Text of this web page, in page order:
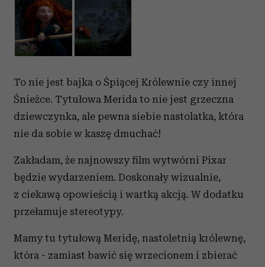
To nie jest bajka o Śpiącej Królewnie czy innej
Śnieżce. Tytułowa Merida to nie jest grzeczna
dziewczynka, ale pewna siebie nastolatka, która
nie da sobie w kaszę dmuchać!
Zakładam, że najnowszy film wytwórni Pixar
będzie wydarzeniem. Doskonały wizualnie,
z ciekawą opowieścią i wartką akcją. W dodatku
przełamuje stereotypy.
Mamy tu tytułową Meridę, nastoletnią królewnę,
która - zamiast bawić się wrzecionem i zbierać